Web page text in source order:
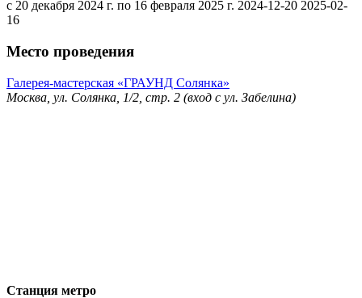
с 20 декабря 2024 г. по 16 февраля 2025 г. 2024-12-20 2025-02-
16
Место проведения
Галерея-мастерская «ГРАУНД Солянка»
Москва, ул. Солянка, 1/2, стр. 2 (вход с ул. Забелина)
Станция метро